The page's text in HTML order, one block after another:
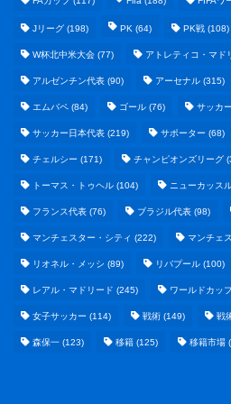
Jリーグ (198) PK (64) PK戦 (108)
W杯北中米大会 (77) アトレティコ・マド
アルゼンチン代表 (90) アーセナル (315)
エムバペ (84) ゴール (76) サッカー
サッカー日本代表 (219) サポーター (68)
チェルシー (171) チャンピオンズリーグ
トーマス・トゥヘル (104) ニューカッス
フランス代表 (76) ブラジル代表 (98)
マンチェスター・シティ (222) マンチェ
リオネル・メッシ (89) リバプール (100)
レアル・マドリード (245) ワールドカッ
女子サッカー (114) 戦術 (149) 戦
森保一 (123) 移籍 (125) 移籍市場
テク
ビジネス